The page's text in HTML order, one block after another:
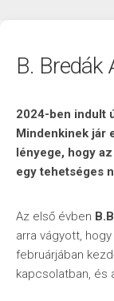
B. Bredák
2024-ben indult
Mindenkinek jár
lényege, hogy
egy tehetséges
Az első évben
arra vágyott,
februárjában
kapcsolatban, és